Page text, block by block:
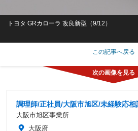
トヨタ GRカローラ 改良新型（9/12）
この記事へ戻る
調理師/正社員/大阪市旭区/未経験応相
大阪市旭区事業所
大阪府